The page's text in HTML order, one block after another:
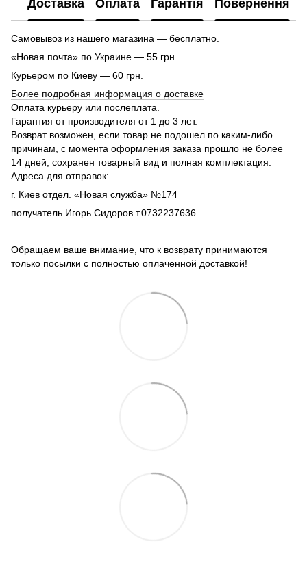
Доставка Оплата Гарантія Повернення
Самовывоз из нашего магазина — бесплатно.
«Новая почта» по Украине — 55 грн.
Курьером по Киеву — 60 грн.
Более подробная информация о доставке
Оплата курьеру или послеплата.
Гарантия от производителя от 1 до 3 лет.
Возврат возможен, если товар не подошел по каким-либо
причинам, с момента оформления заказа прошло не более
14 дней, сохранен товарный вид и полная комплектация.
Адреса для отправок:
г. Киев отдел. «Новая служба» №174
получатель Игорь Сидоров т.0732237636
Обращаем ваше внимание, что к возврату принимаются
только посылки с полностью оплаченной доставкой!